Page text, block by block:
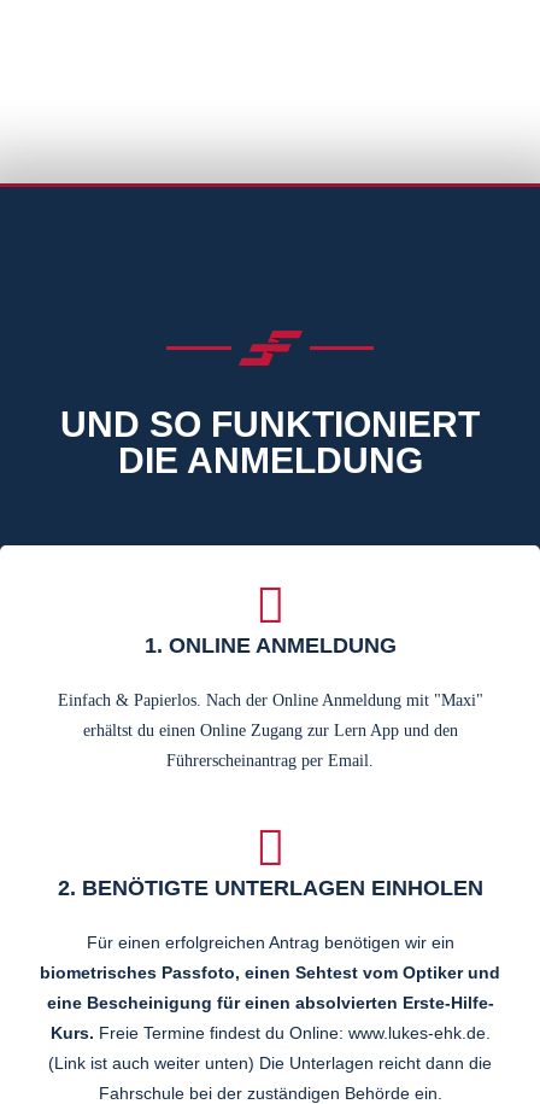
UND SO FUNKTIONIERT
DIE ANMELDUNG
1. ONLINE ANMELDUNG
Einfach & Papierlos. Nach der Online Anmeldung mit "Maxi"
erhältst du einen Online Zugang zur Lern App und den
Führerscheinantrag per Email.
2. BENÖTIGTE UNTERLAGEN EINHOLEN
Für einen erfolgreichen Antrag benötigen wir ein
biometrisches Passfoto, einen Sehtest vom Optiker und
eine Bescheinigung für einen absolvierten Erste-Hilfe-
Kurs. Freie Termine findest du Online: www.lukes-ehk.de.
(Link ist auch weiter unten) Die Unterlagen reicht dann die
Fahrschule bei der zuständigen Behörde ein.